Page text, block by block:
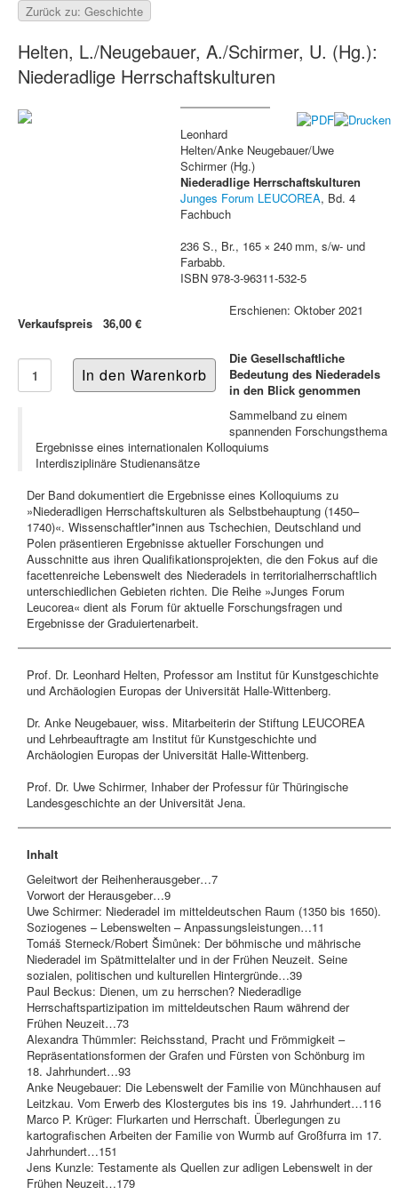
Zurück zu: Geschichte
Helten, L./Neugebauer, A./Schirmer, U. (Hg.):
Niederadlige Herrschaftskulturen
Verkaufspreis 36,00 €
Leonhard
Helten/Anke Neugebauer/Uwe
Schirmer (Hg.)
Niederadlige Herrschaftskulturen
Junges Forum LEUCOREA, Bd. 4
Fachbuch
236 S., Br., 165 × 240 mm, s/w- und
Farbabb.
ISBN 978-3-96311-532-5
Erschienen: Oktober 2021
Die Gesellschaftliche
Bedeutung des Niederadels
in den Blick genommen
Sammelband zu einem
spannenden Forschungsthema
Ergebnisse eines internationalen Kolloquiums
Interdisziplinäre Studienansätze
Der Band dokumentiert die Ergebnisse eines Kolloquiums zu
»Niederadligen Herrschaftskulturen als Selbstbehauptung (1450–
1740)«. Wissenschaftler*innen aus Tschechien, Deutschland und
Polen präsentieren Ergebnisse aktueller Forschungen und
Ausschnitte aus ihren Qualifikationsprojekten, die den Fokus auf die
facettenreiche Lebenswelt des Niederadels in territorialherrschaftlich
unterschiedlichen Gebieten richten. Die Reihe »Junges Forum
Leucorea« dient als Forum für aktuelle Forschungsfragen und
Ergebnisse der Graduiertenarbeit.
Prof. Dr. Leonhard Helten, Professor am Institut für Kunstgeschichte
und Archäologien Europas der Universität Halle-Wittenberg.
Dr. Anke Neugebauer, wiss. Mitarbeiterin der Stiftung LEUCOREA
und Lehrbeauftragte am Institut für Kunstgeschichte und
Archäologien Europas der Universität Halle-Wittenberg.
Prof. Dr. Uwe Schirmer, Inhaber der Professur für Thüringische
Landesgeschichte an der Universität Jena.
Inhalt
Geleitwort der Reihenherausgeber…7
Vorwort der Herausgeber…9
Uwe Schirmer: Niederadel im mitteldeutschen Raum (1350 bis 1650).
Soziogenes – Lebenswelten – Anpassungsleistungen…11
Tomáš Sterneck/Robert Šimůnek: Der böhmische und mährische
Niederadel im Spätmittelalter und in der Frühen Neuzeit. Seine
sozialen, politischen und kulturellen Hintergründe…39
Paul Beckus: Dienen, um zu herrschen? Niederadlige
Herrschaftspartizipation im mitteldeutschen Raum während der
Frühen Neuzeit…73
Alexandra Thümmler: Reichsstand, Pracht und Frömmigkeit –
Repräsentationsformen der Grafen und Fürsten von Schönburg im
18. Jahrhundert…93
Anke Neugebauer: Die Lebenswelt der Familie von Münchhausen auf
Leitzkau. Vom Erwerb des Klostergutes bis ins 19. Jahrhundert…116
Marco P. Krüger: Flurkarten und Herrschaft. Überlegungen zu
kartografischen Arbeiten der Familie von Wurmb auf Großfurra im 17.
Jahrhundert…151
Jens Kunzle: Testamente als Quellen zur adligen Lebenswelt in der
Frühen Neuzeit…179